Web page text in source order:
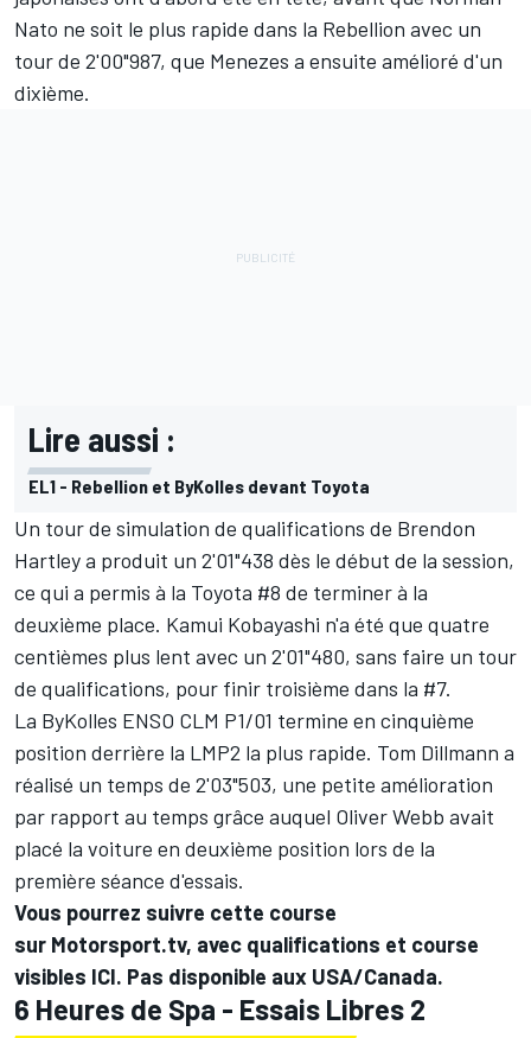
Nato ne soit le plus rapide dans la Rebellion avec un
tour de 2'00"987, que Menezes a ensuite amélioré d'un
dixième.
Lire aussi :
EL1 - Rebellion et ByKolles devant Toyota
Un tour de simulation de qualifications de Brendon
Hartley a produit un 2'01"438 dès le début de la session,
ce qui a permis à la Toyota #8 de terminer à la
deuxième place. Kamui Kobayashi n'a été que quatre
centièmes plus lent avec un 2'01"480, sans faire un tour
de qualifications, pour finir troisième dans la #7.
La ByKolles ENSO CLM P1/01 termine en cinquième
position derrière la LMP2 la plus rapide. Tom Dillmann a
réalisé un temps de 2'03"503, une petite amélioration
par rapport au temps grâce auquel Oliver Webb avait
placé la voiture en deuxième position lors de la
première séance d'essais.
Vous pourrez suivre cette course
sur Motorsport.tv, avec qualifications et course
visibles ICI. Pas disponible aux USA/Canada.
6 Heures de Spa - Essais Libres 2